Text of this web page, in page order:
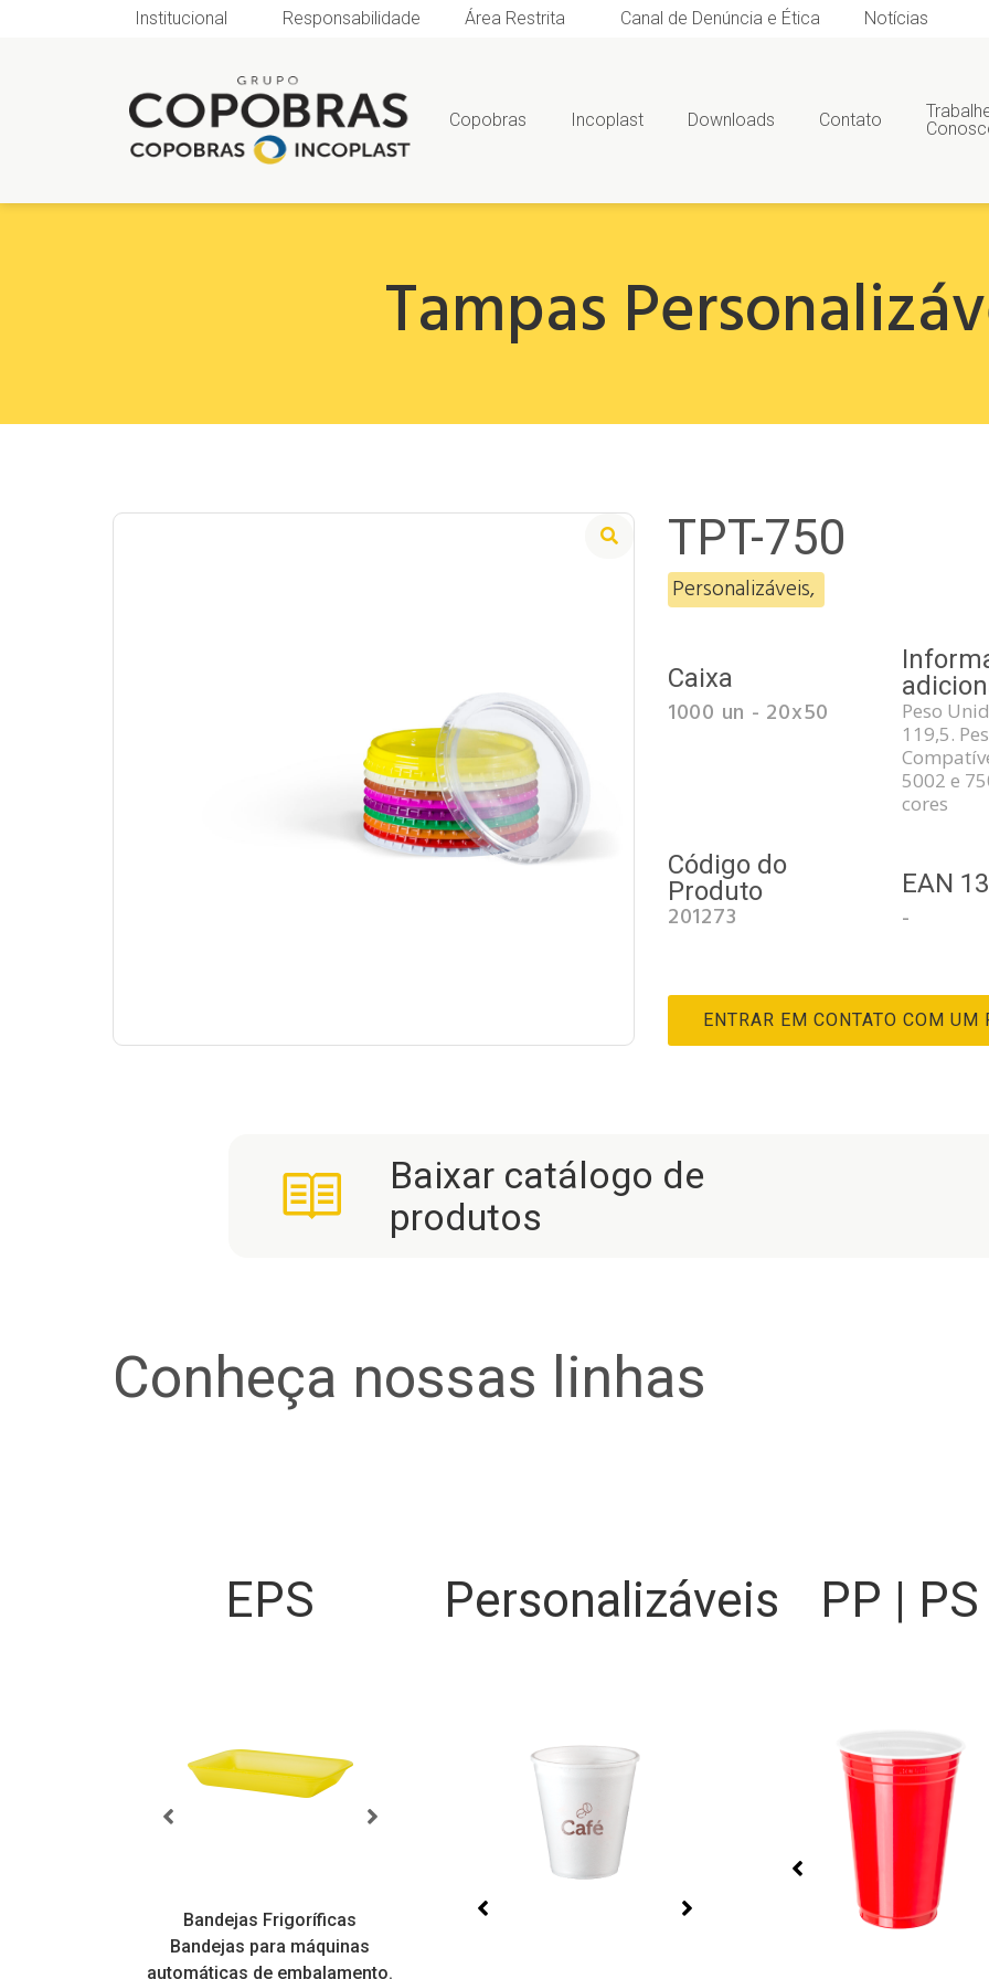
Institucional Responsabilidade Área Restrita Canal de Denúncia e Ética Notícias
Copobras Incoplast Downloads Contato
Tampas
TPT-750
Personalizáveis,
Caixa
1000 un - 20x50
Peso
119,5.
5002 e
cores
Código do
Produto
201273
EAN 13
-
ENTRAR EM CONTATO COM UM
Baixar catálogo de
produtos
Conheça nossas linhas
EPS
Bandejas Frigoríficas
Bandejas para máquinas
automáticas de embalamento.
Biodegradáveis
Personalizáveis PP | PS